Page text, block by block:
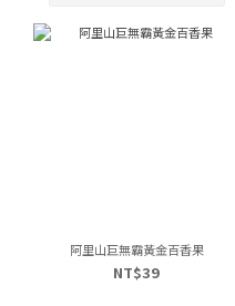
阿里山巨無霸黃金百香果
NT$39